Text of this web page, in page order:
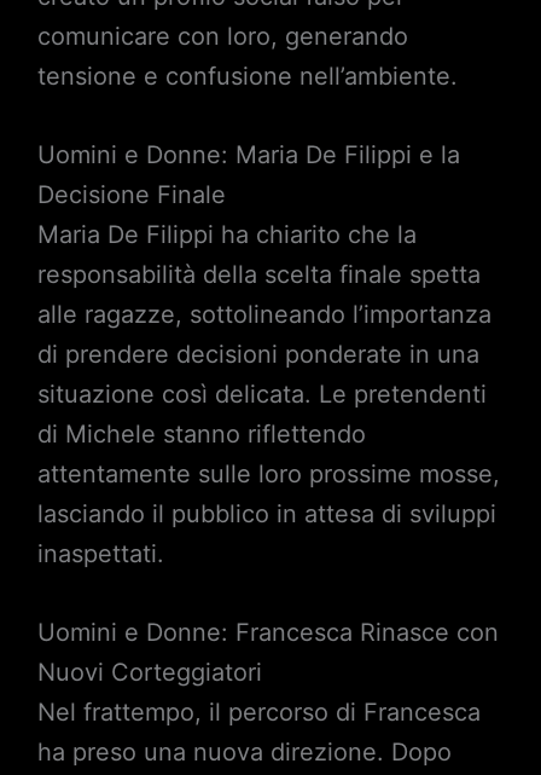
comunicare con loro, generando
tensione e confusione nell’ambiente.
Uomini e Donne: Maria De Filippi e la
Decisione Finale
Maria De Filippi ha chiarito che la
responsabilità della scelta finale spetta
alle ragazze, sottolineando l’importanza
di prendere decisioni ponderate in una
situazione così delicata. Le pretendenti
di Michele stanno riflettendo
attentamente sulle loro prossime mosse,
lasciando il pubblico in attesa di sviluppi
inaspettati.
Uomini e Donne: Francesca Rinasce con
Nuovi Corteggiatori
Nel frattempo, il percorso di Francesca
ha preso una nuova direzione. Dopo